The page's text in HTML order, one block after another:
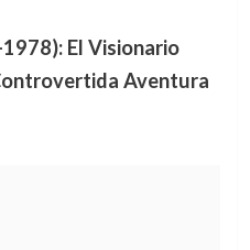
El Visionario
Aventura